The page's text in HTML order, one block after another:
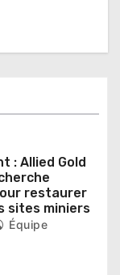
: Allied Gold
restaurer
sites miniers
Équipe